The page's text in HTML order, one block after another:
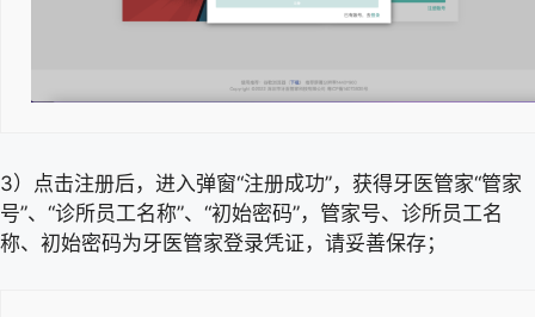
3）点击注册后，进入弹窗“注册成功”，获得牙医管家“管家
号”、“诊所员工名称”、“初始密码”，管家号、诊所员工名
称、初始密码为牙医管家登录凭证，请妥善保存；